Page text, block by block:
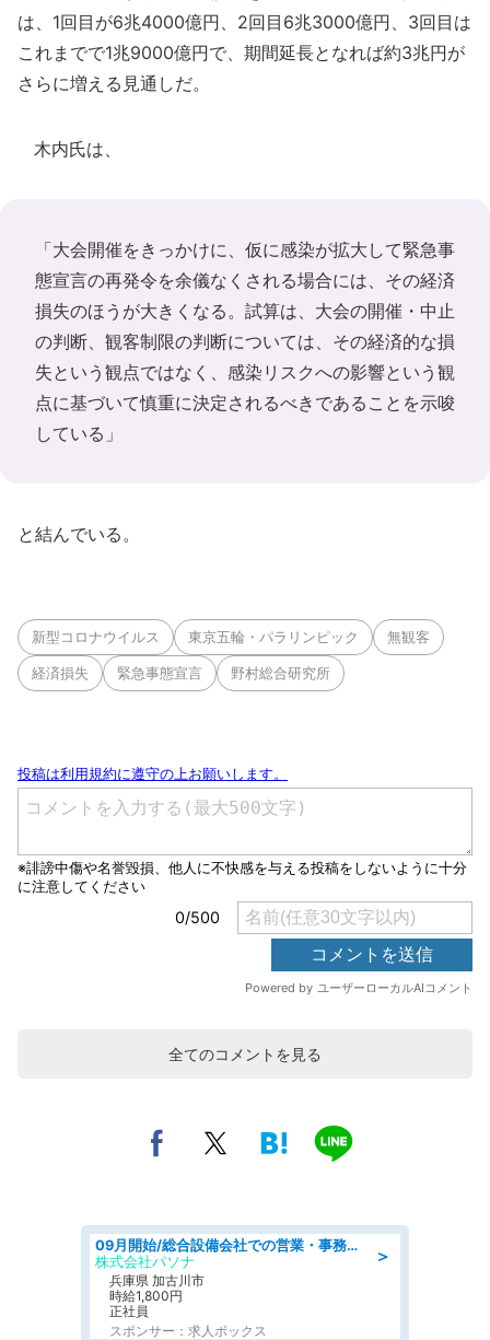
は、1回目が6兆4000億円、2回目6兆3000億円、3回目は
これまでで1兆9000億円で、期間延長となれば約3兆円が
さらに増える見通しだ。
木内氏は、
「大会開催をきっかけに、仮に感染が拡大して緊急事
態宣言の再発令を余儀なくされる場合には、その経済
損失のほうが大きくなる。試算は、大会の開催・中止
の判断、観客制限の判断については、その経済的な損
失という観点ではなく、感染リスクへの影響という観
点に基づいて慎重に決定されるべきであることを示唆
している」
と結んでいる。
新型コロナウイルス 東京五輪・パラリンピック 無観客
経済損失 緊急事態宣言 野村総合研究所
全てのコメントを見る
＞
09月開始/総合設備会社での営業・事務のお仕事/車通勤可/賞与あり/営業/営業事務
株式会社パソナ
兵庫県 加古川市
時給1,800円
正社員
スポンサー：求人ボックス